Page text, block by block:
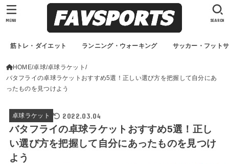
筋トレ・ダイエット ランニング・ウォーキング サッカー・フット
SEARCH
MENU
HOME 卓球 卓球ラケット
バタフライの卓球ラケットおすすめ5選！正しい選び方を把握して自分にあ
ったものを見つけよう
卓球ラケット 2022.03.04
バタフライの卓球ラケットおすすめ5選！正し
い選び方を把握して自分にあったものを見つけ
よう